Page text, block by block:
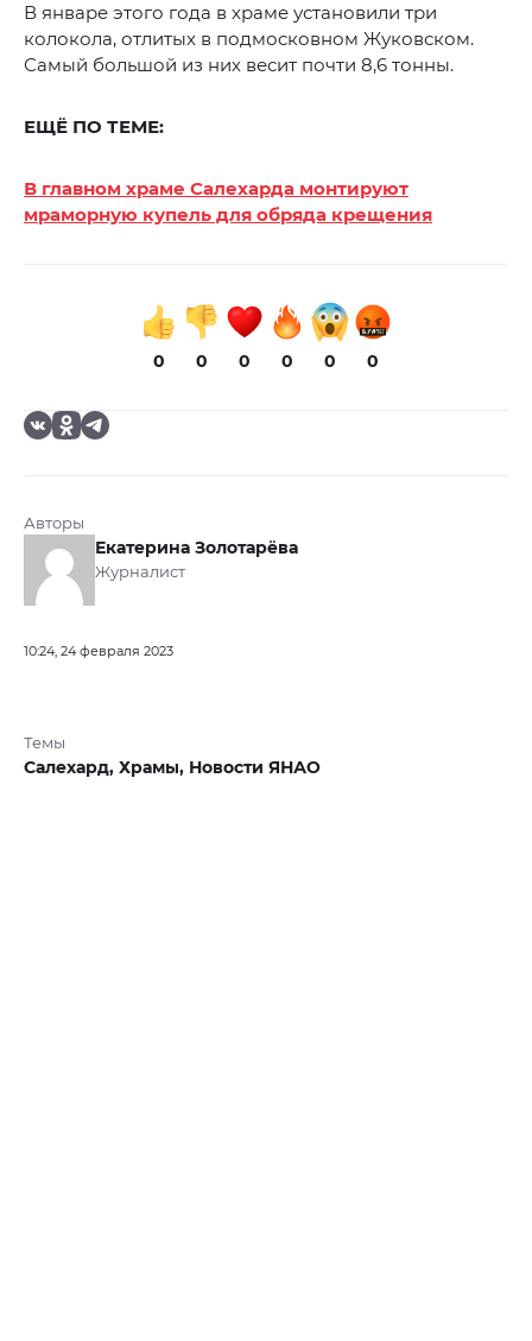
В январе этого года в храме установили три
колокола, отлитых в подмосковном Жуковском.
Самый большой из них весит почти 8,6 тонны.
ЕЩЁ ПО ТЕМЕ:
В главном храме Салехарда монтируют
мраморную купель для обряда крещения
0 0 0 0 0 0
Авторы
Екатерина Золотарёва
Журналист
10:24, 24 февраля 2023
Темы
Салехард, Храмы, Новости ЯНАО